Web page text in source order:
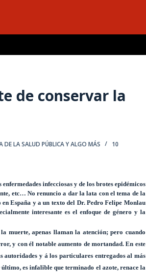
de conservar la
DE LA SALUD PÚBLICA Y ALGO MÁS
10
infecciosas y de los brotes epidémicos
etc… No renuncio a dar la lata con el tema de la
España y a un texto del Dr. Pedro Felipe Monlau
interesante es el enfoque de género y la
muerte, apenas llaman la atención; pero cuando
y con él notable aumento de mortandad. En este
y á los particulares entregados al más
es infalible que terminado el azote, renace la